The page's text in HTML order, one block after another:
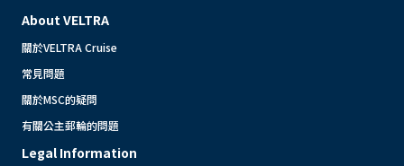
About VELTRA
關於VELTRA Cruise
常見問題
關於MSC的疑問
有關公主郵輪的問題
Legal Information